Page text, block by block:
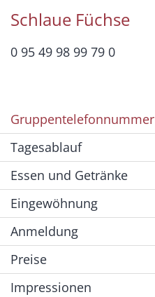
Schlaue Füchse
0 95 49 98 99 79 0
Gruppentelefonnummer
Tagesablauf
Essen und Getränke
Eingewöhnung
Anmeldung
Preise
Impressionen